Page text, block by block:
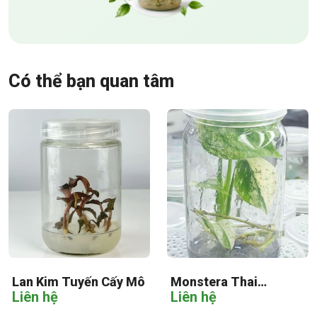
Có thể bạn quan tâm
Lan Kim Tuyến Cấy Mô
Liên hệ
Monstera Thai
Constellation Cấy Mô
Liên hệ